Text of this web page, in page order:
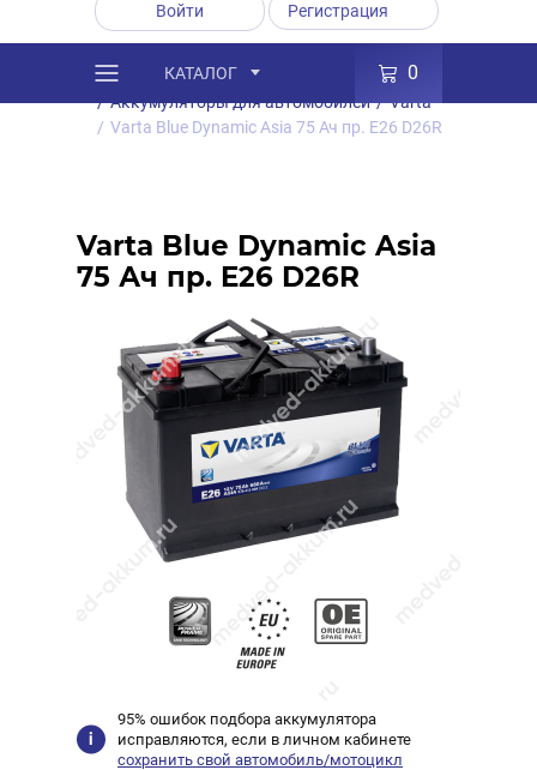
Войти Регистрация
КАТАЛОГ 0
Каталог / Товары
Аккумуляторы
/ Аккумуляторы для автомобилей / Varta
/ Varta Blue Dynamic Asia 75 Ач пр. E26 D26R
Varta Blue Dynamic Asia
75 Ач пр. E26 D26R
95% ошибок подбора аккумулятора
исправляются, если в личном кабинете
сохранить свой автомобиль/мотоцикл